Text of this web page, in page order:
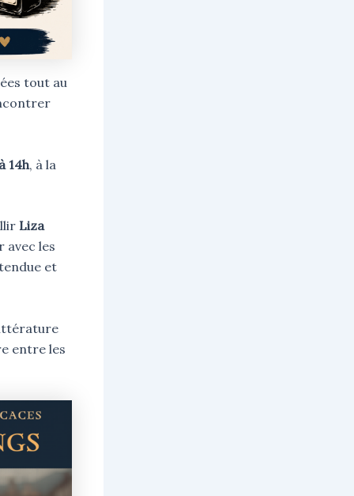
tout au
14h, à la
Liza
avec les
et
entre les